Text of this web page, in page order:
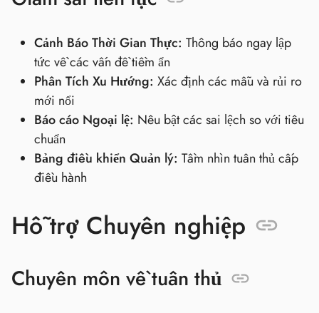
Cảnh Báo Thời Gian Thực: Thông báo ngay lập
tức về các vấn đề tiềm ẩn
Phân Tích Xu Hướng: Xác định các mẫu và rủi ro
mới nổi
Báo cáo Ngoại lệ: Nêu bật các sai lệch so với tiêu
chuẩn
Bảng điều khiển Quản lý: Tầm nhìn tuân thủ cấp
điều hành
Hỗ trợ Chuyên nghiệp
Chuyên môn về tuân thủ